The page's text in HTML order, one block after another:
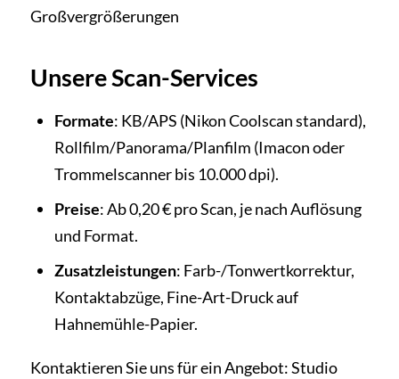
Großvergrößerungen
Unsere Scan-Services
Formate: KB/APS (Nikon Coolscan standard),
Rollfilm/Panorama/Planfilm (Imacon oder
Trommelscanner bis 10.000 dpi).
Preise: Ab 0,20 € pro Scan, je nach Auflösung
und Format.
Zusatzleistungen: Farb-/Tonwertkorrektur,
Kontaktabzüge, Fine-Art-Druck auf
Hahnemühle-Papier.
Kontaktieren Sie uns für ein Angebot: Studio